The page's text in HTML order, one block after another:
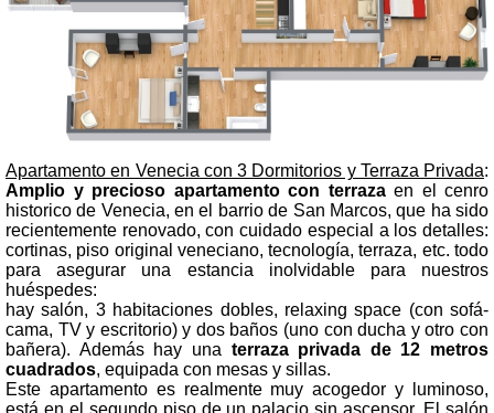
Apartamento en Venecia con 3 Dormitorios y Terraza Privada:
Amplio y precioso apartamento con terrazaen el cenro
historico de Venecia, en el barrio de San Marcos, que ha sido
recientemente renovado, con cuidado especial a los detalles:
cortinas, piso original veneciano, tecnología, terraza, etc. todo
para asegurar una estancia inolvidable para nuestros
huéspedes:
hay salón, 3 habitaciones dobles, relaxing space (con sofá-
cama, TV y escritorio) y dos baños (uno con ducha y otro con
bañera). Además hay una terraza privada de 12 metros
cuadrados, equipada con mesas y sillas.
Este apartamento es realmente muy acogedor y luminoso,
está en el segundo piso de un palacio sin ascensor. El salón